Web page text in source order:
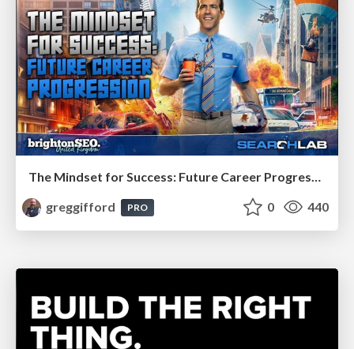
The Mindset for Success: Future Career Progression
greggifford
PRO 0 440